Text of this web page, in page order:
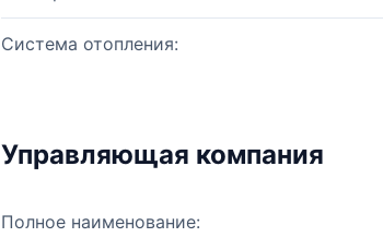
Система отопления:
Управляющая компания
Полное наименование: